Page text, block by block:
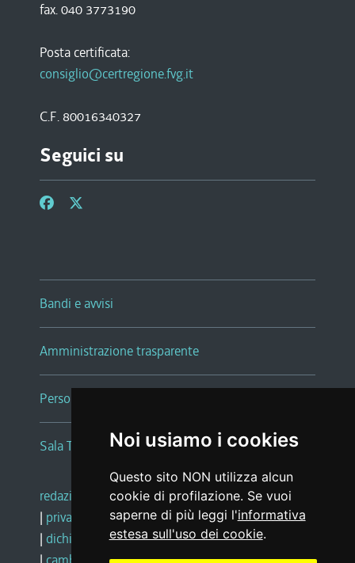
Noi usiamo i cookies
Questo sito NON utilizza alcun
cookie di profilazione. Se vuoi
saperne di più leggi l'informativa
estesa sull'uso dei cookie.
fax. 040 3773190
Posta certificata:
consiglio@certregione.fvg.it
C.F. 80016340327
Seguici su
Bandi e avvisi
Amministrazione trasparente
Persone e Uffici
Sala Tiziano Tessitori
redazione web |note legali |glossario
| privacy
social media policy
| dichiarazione di accessibilità |feedback